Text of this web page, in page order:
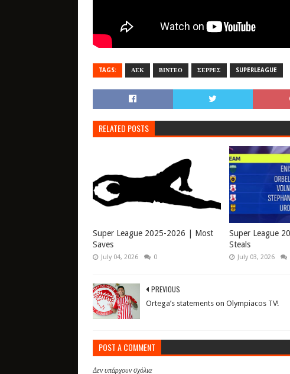
TAGS: ΑΕΚ ΒΙΝΤΕΟ ΣΕΡΡΕΣ SUPERLEAGUE
RELATED POSTS
Super League 2025-2026 | Most
Saves
July 04, 2026 0
Super League
Steals
July 03, 2026
PREVIOUS
Ortega’s statements on Olympiacos TV!
POST A COMMENT
Δεν υπάρχουν σχόλια